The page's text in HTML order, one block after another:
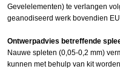
Gevelelementen) te verlangen
geanodiseerd werk bovendien
Ontwerpadvies betreffende
Nauwe spleten (0,05-0,2 mm)
kunnen met behulp van kit